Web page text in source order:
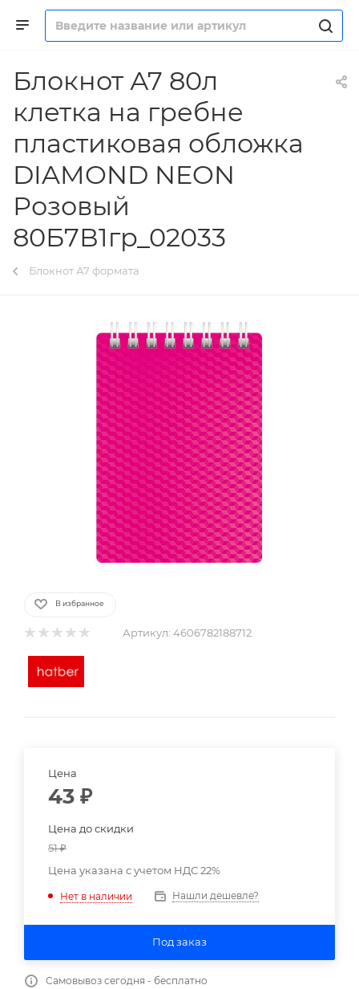
Блокнот А7 80л
клетка на гребне
пластиковая обложка
DIAMOND NEON
Розовый
80Б7В1гр_02033
Блокнот А7 формата
В избранное
Артикул: 4606782188712
Цена
43 ₽
Цена до скидки
51₽
Цена указана с учетом НДС 22%
Нет в наличии Нашли дешевле?
Под заказ
Самовывоз сегодня - бесплатно